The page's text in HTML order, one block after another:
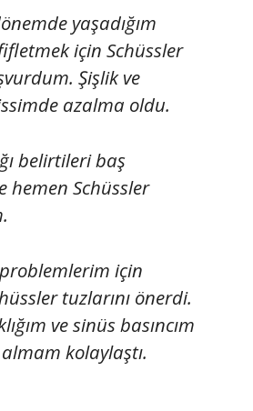
yaşadığım
için Schüssler
Şişlik ve
azalma oldu.
belirtileri baş
hemen Schüssler
için
tuzlarını önerdi.
ve sinüs basıncım
kolaylaştı.